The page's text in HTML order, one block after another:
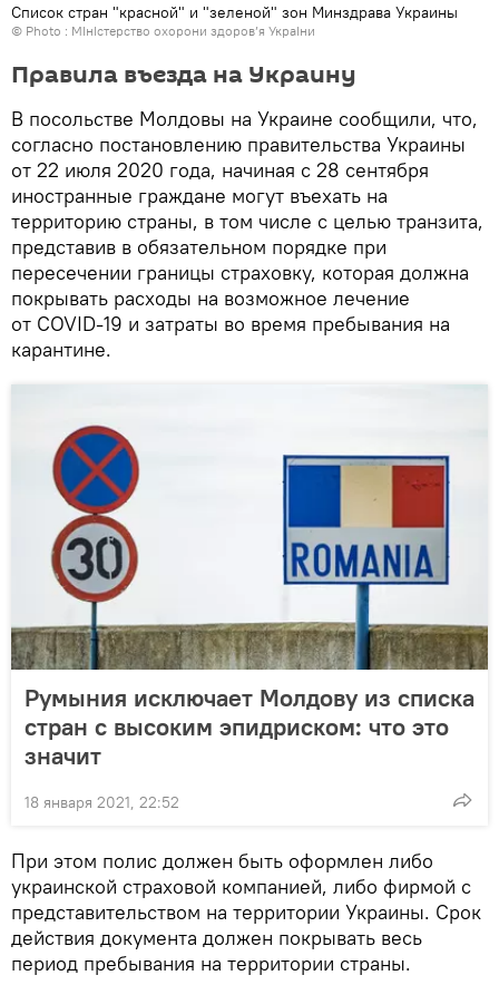
Список стран "красной" и "зеленой" зон Минздрава Украины
© Photo : МIнIстерство охорони здоров’я УкраIни
Правила въезда на Украину
В посольстве Молдовы на Украине сообщили, что,
согласно постановлению правительства Украины
от 22 июля 2020 года, начиная с 28 сентября
иностранные граждане могут въехать на
территорию страны, в том числе с целью транзита,
представив в обязательном порядке при
пересечении границы страховку, которая должна
покрывать расходы на возможное лечение
от COVID-19 и затраты во время пребывания на
карантине.
Румыния исключает Молдову из списка
стран с высоким эпидриском: что это
значит
18 января 2021, 22:52
При этом полис должен быть оформлен либо
украинской страховой компанией, либо фирмой с
представительством на территории Украины. Срок
действия документа должен покрывать весь
период пребывания на территории страны.